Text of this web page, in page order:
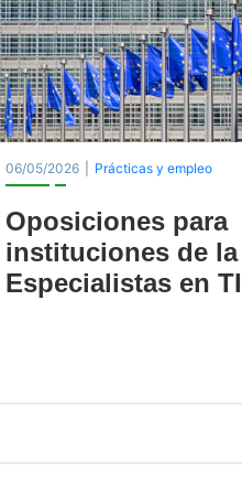
06/05/2026 Prácticas y empleo
Oposiciones para
instituciones de la
Especialistas en